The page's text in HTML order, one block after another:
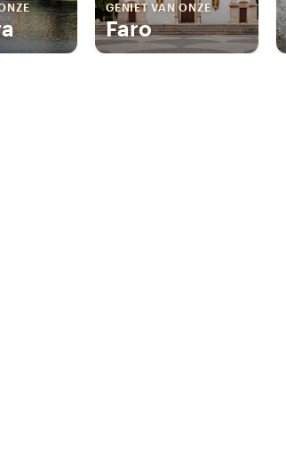
GENIET VAN ONZE
Faro